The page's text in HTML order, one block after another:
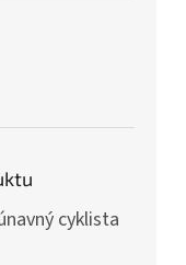
cyklista
z 5 hvězdiček.